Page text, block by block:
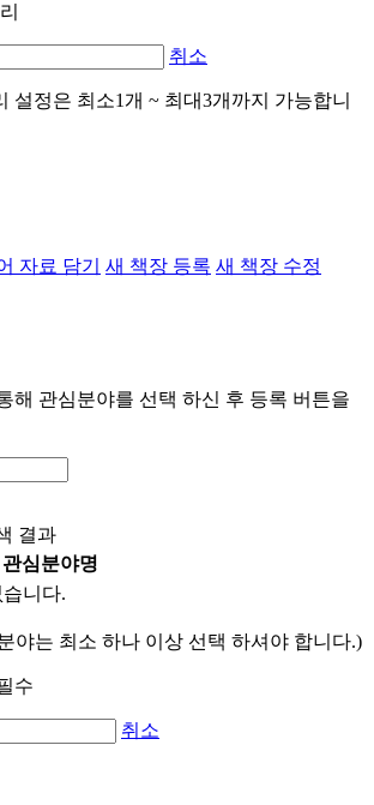
취소
설정은 최소1개 ~ 최대3개까지 가능합니
자료 담기 새 책장 등록 새 책장 수정
해 관심분야를 선택 하신 후 등록 버튼을
결과
관심분야명
니다.
야는 최소 하나 이상 선택 하셔야 합니다.)
취소